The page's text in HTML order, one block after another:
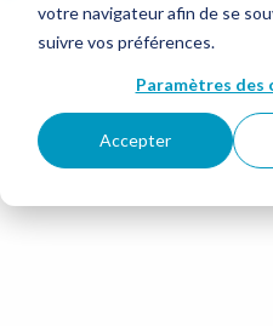
votre navigateur afin de se
suivre vos préférences.
Paramètres des
Accepter